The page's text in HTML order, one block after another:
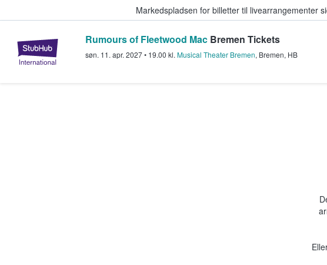
Markedspladsen for billetter til livearrangementer
StubHub - Hvor fans køber og sælger billetter
Rumours of Fleetwood Mac Bremen Tickets
søn. 11. apr. 2027• 19.00 kl. Musical Theater Bremen, Bremen, HB